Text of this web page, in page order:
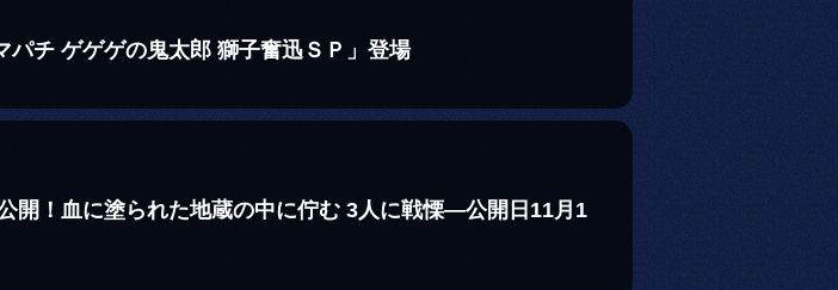
チ ゲゲゲの鬼太郎 獅子奮迅ＳＰ」登場
開！血に塗られた地蔵の中に佇む 3人に戦慄―公開日11月1